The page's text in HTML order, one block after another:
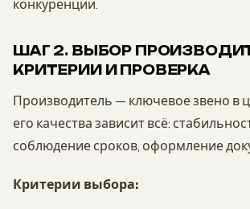
конкуренции.
ШАГ 2. ВЫБОР
КРИТЕРИИ И ПРОВЕРКА
Производитель — ключевое звено в
его качества зависит всё:
соблюдение сроков, оформление
Критерии выбора: